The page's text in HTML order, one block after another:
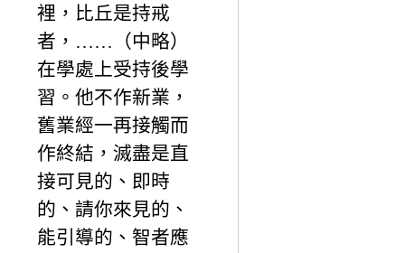
裡，比丘是持戒
者，……（中略）
在學處上受持後學
習。他不作新業，
舊業經一再接觸而
作終結，滅盡是直
接可見的、即時
的、請你來見的、
能引導的、智者應